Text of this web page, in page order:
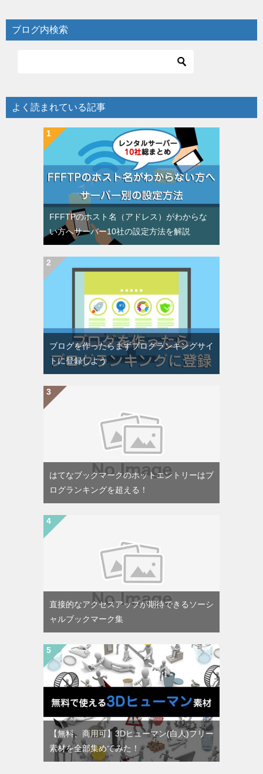
ブログ内検索
よく読まれている記事
FFFTPのホスト名（アドレス）がわからな
い方へサーバー10社の設定方法を解説
ブログを作ったらまずブログランキングサイ
トに登録しよう
はてなブックマークのホットエントリーはブ
ログランキングを超える！
直接的なアクセスアップが期待できるソーシ
ャルブックマーク集
【無料、商用可】3Dヒューマン(白人)フリー
素材を全部集めてみた！